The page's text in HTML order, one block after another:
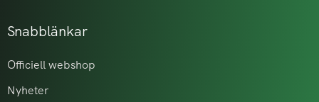
Snabblänkar
Officiell webshop
Nyheter